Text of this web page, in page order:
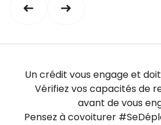
Un crédit vous engage et
Vérifiez vos capacités de
avant de vous
Pensez à covoiturer